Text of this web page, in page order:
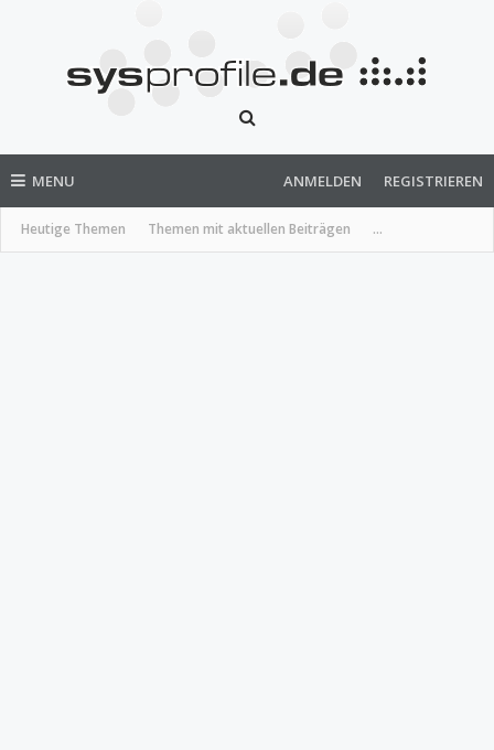
MENU
Heutige Themen Themen mit aktuellen Beiträgen ...
ANMELDEN REGISTRIEREN